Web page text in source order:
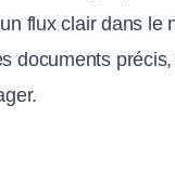
flux clair dans le
documents